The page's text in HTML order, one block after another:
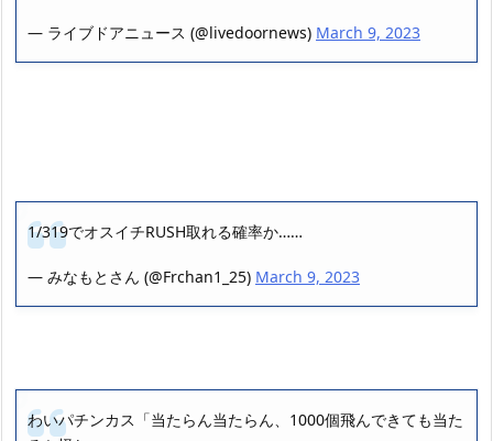
— ライブドアニュース (@livedoornews) March 9, 2023
1/319でオスイチRUSH取れる確率か……
— みなもとさん (@Frchan1_25) March 9, 2023
わいパチンカス「当たらん当たらん、1000個飛んできても当た